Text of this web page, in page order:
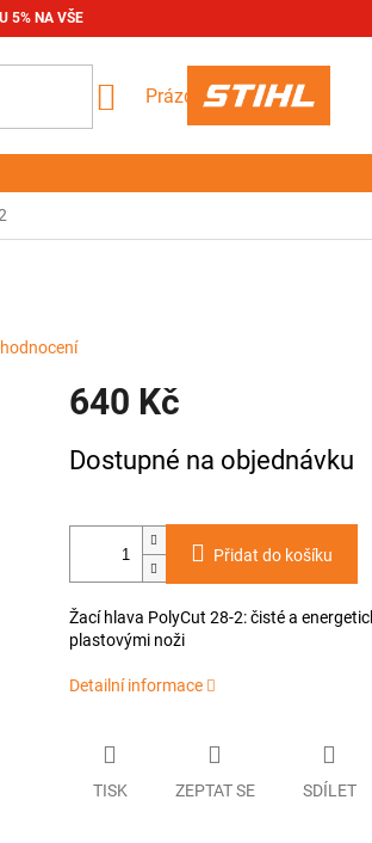
5% NA VŠE
NÁKUPNÍ
KOŠÍK
Prázdný košík
640 Kč
cena:
Dostupné na objednávku
Přidat do košíku
Žací hlava PolyCut 28-2: čisté a
plastovými noži
Detailní informace
TISK ZEPTAT SE SDÍLET